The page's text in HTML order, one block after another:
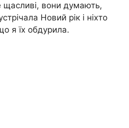
вони думають,
Новий рік і ніхто
я їх обдурила.